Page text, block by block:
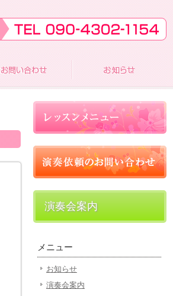
演奏会案内
メニュー
お知らせ
演奏会案内